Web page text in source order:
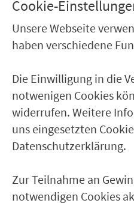
Cookie-
Unsere Webseite
haben verschiedene
Die Einwilligung in die
notwenigen Cookies
widerrufen. Weitere
uns eingesetzten
Datenschutzerklärung.
Zur Teilnahme an
notwendigen Cookies